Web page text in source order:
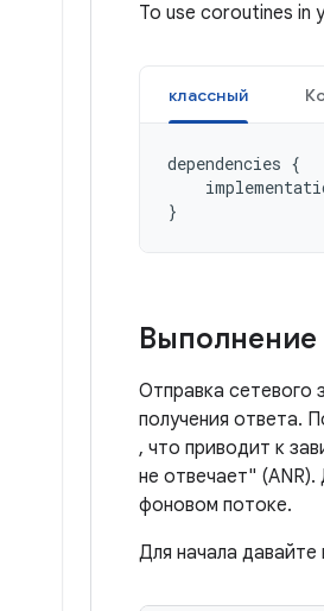
To use coroutines in
классный
dependencies {
}
Отправка сетевого
получения ответа.
, что приводит к
не отвечает"
фоновом потоке.
Для начала давайте